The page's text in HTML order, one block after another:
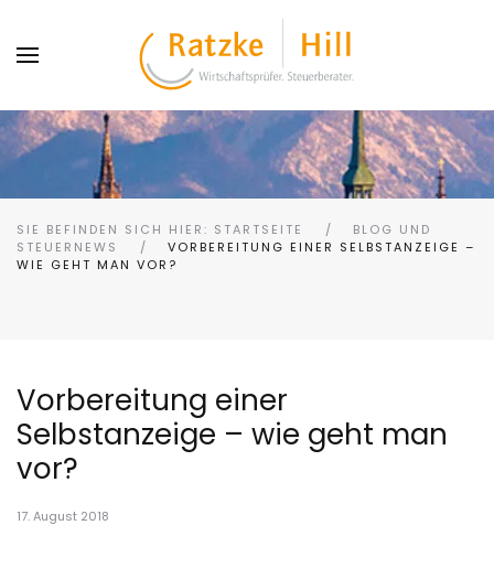
SIE BEFINDEN SICH HIER: STARTSEITE
BLOG UND
STEUERNEWS
VORBEREITUNG EINER SELBSTANZEIGE –
WIE GEHT MAN VOR?
Vorbereitung einer
Selbstanzeige – wie geht man
vor?
17. August 2018